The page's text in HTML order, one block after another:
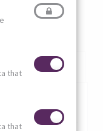
DOWNLOAD
that
that